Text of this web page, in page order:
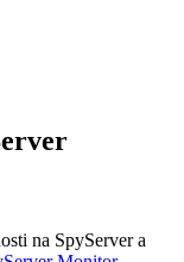
na SpyServer a